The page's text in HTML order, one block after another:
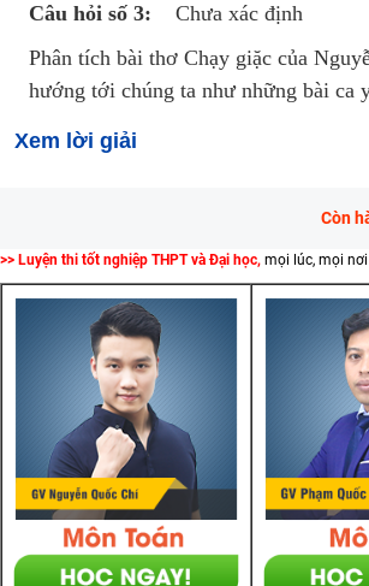
Câu hỏi số 3:
Chưa xác định
Phân tích bài thơ Chạy giặc của
hướng tới chúng ta như những bài ca
Xem lời giải
Còn
>> Luyện thi tốt nghiệp THPT và Đại học, mọi lúc, mọi